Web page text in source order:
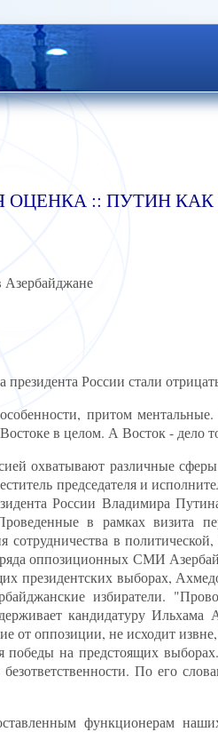
ОЦЕНКА :: ПУТИН
Азербайджане
президента России стали
притом
в целом. А Восток - дело
охватывают различные
председателя и
России Владимира
в рамках
сотрудничества в
оппозиционных СМИ
президентских выборах,
избиратели.
кандидатуру
оппозиции, не исходит
победы на предстоящих
По его
функционерам